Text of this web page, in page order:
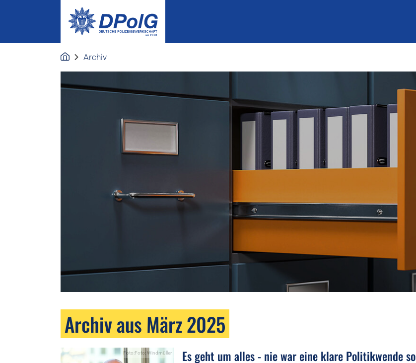
Archiv
Archiv aus März 2025
Foto:Foto: Windmüller
Es geht um alles - nie war eine klare Politikwende so